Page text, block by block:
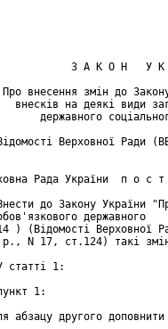
З А К О Н   У К
внесення змін до
внесків на деякі види
державного
Верховної Ради
Рада України  п о с
до Закону України
) (Відомості Верховної
р., N 17, ст.124) такі
статті 1:
1:
абзацу другого